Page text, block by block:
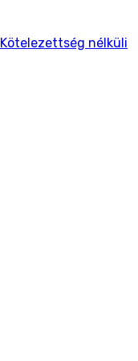
Kötelezettség nélküli